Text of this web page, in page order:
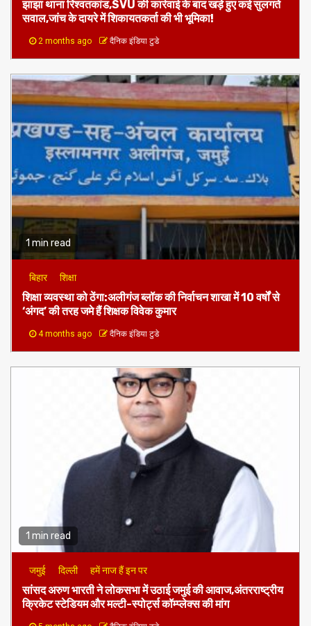
1 min read
बिहार
झाझा थाना रिश्वतकांड,SVU की कार्रवाई के बाद खड़े हुए कई सुलगते
सवाल,जांच के दायरे में शिकायतकर्ता की भी भूमिका!
2 months ago दैनिक इंडिया टुडे
शिक्षा व्यवस्था को ठेंगा:अलीगंज ब्लॉक की निर्वाचन शाखा में 10 वर्षों से
‘अंगद’ की तरह जमे हैं शिक्षक विवेक कुमार
4 months ago